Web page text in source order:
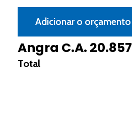
Angra C.A. 20.857
Adicionar o orçamento